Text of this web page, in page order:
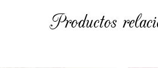
Productos